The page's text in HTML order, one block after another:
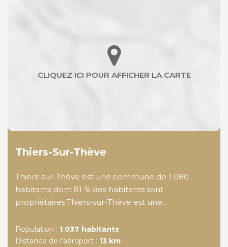
Thiers-Sur-Thève
Thiers-sur-Thève est une commune de 1 080
habitants dont 81 % des habitants sont
propriétaires.Thiers-sur-Thève est une...
Population : 1 037 habitants
Distance de l'aéroport : 13 km